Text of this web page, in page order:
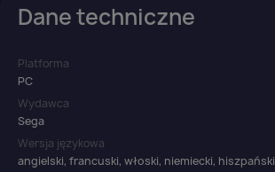
Dane techniczne
Platforma
PC
Wydawca
Sega
Wersja językowa
angielski, francuski, włoski, niemiecki, hiszpański